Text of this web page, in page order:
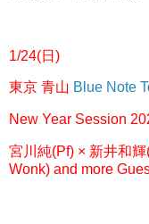
1/24(日)
東京 青山 Blue Note
New Year Session
宮川純(Pf) × 新井和
Wonk) and more